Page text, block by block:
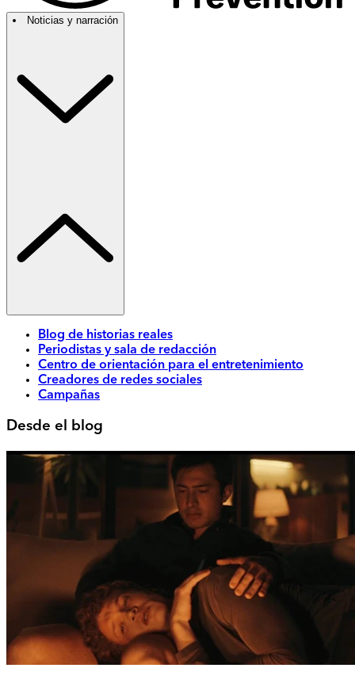
Noticias y narración
Blog de historias reales
Periodistas y sala de redacción
Centro de orientación para el entretenimiento
Creadores de redes sociales
Campañas
Desde el blog